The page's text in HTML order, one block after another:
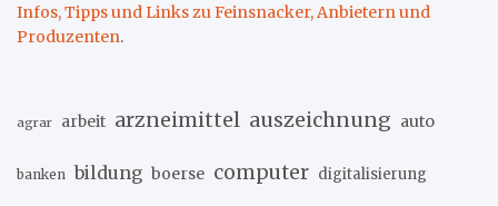
Infos, Tipps und Links zu Feinsnacker, Anbietern und
Produzenten.
agrar arbeit arzneimittel auszeichnung auto
banken bildung boerse computer digitalisierung